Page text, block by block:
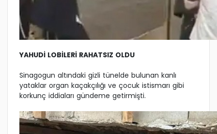
YAHUDİ LOBİLERİ RAHATSIZ OLDU
Sinagogun altındaki gizli tünelde bulunan kanlı
yataklar organ kaçakçılığı ve çocuk istismarı gibi
korkunç iddiaları gündeme getirmişti.